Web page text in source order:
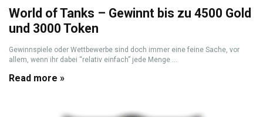
World of Tanks – Gewinnt bis zu 4500 Gold
und 3000 Token
Gewinnspiele oder Wettbewerbe sind doch immer eine feine Sache, vor
allem, wenn ihr dabei “relativ einfach” jede Menge ...
Read more »